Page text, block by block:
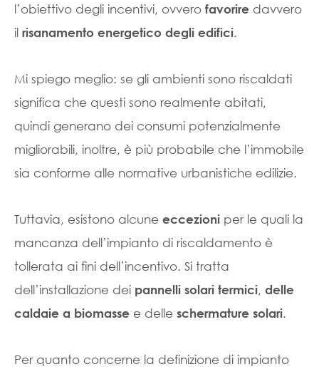
l’obiettivo degli incentivi, ovvero favorire davvero
il risanamento energetico degli edifici.
Mi spiego meglio: se gli ambienti sono riscaldati
significa che questi sono realmente abitati,
quindi generano dei consumi potenzialmente
migliorabili, inoltre, è più probabile che l’immobile
sia conforme alle normative urbanistiche edilizie.
Tuttavia, esistono alcune eccezioni per le quali la
mancanza dell’impianto di riscaldamento è
tollerata ai fini dell’incentivo. Si tratta
dell’installazione dei pannelli solari termici, delle
caldaie a biomasse e delle schermature solari.
Per quanto concerne la definizione di impianto